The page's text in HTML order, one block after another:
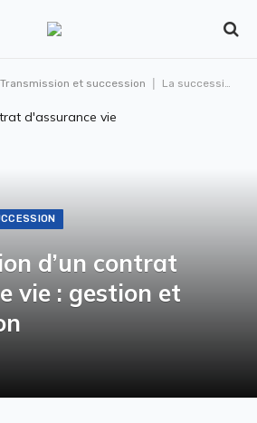
Transmission et succession La succession d’un contrat d’assurance vie : gestion et organisation
d’un contrat
vie : gestion et